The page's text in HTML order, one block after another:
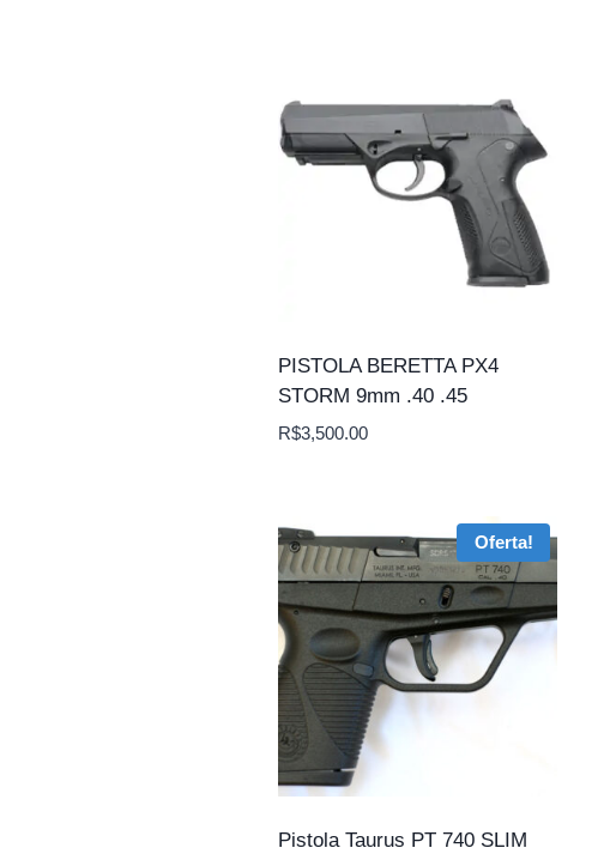
PISTOLA BERETTA PX4
STORM 9mm .40 .45
R$3,500.00
Oferta!
Pistola Taurus PT 740 SLIM